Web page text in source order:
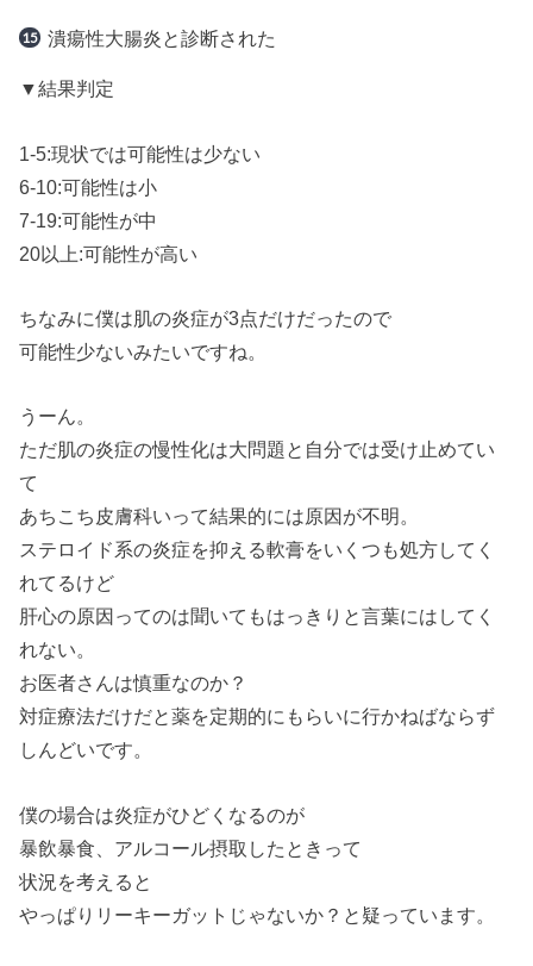
潰瘍性大腸炎と診断された
▼結果判定
1-5:現状では可能性は少ない
6-10:可能性は小
7-19:可能性が中
20以上:可能性が高い
ちなみに僕は肌の炎症が3点だけだったので
可能性少ないみたいですね。
うーん。
ただ肌の炎症の慢性化は大問題と自分では受け止めてい
て
あちこち皮膚科いって結果的には原因が不明。
ステロイド系の炎症を抑える軟膏をいくつも処方してく
れてるけど
肝心の原因ってのは聞いてもはっきりと言葉にはしてく
れない。
お医者さんは慎重なのか？
対症療法だけだと薬を定期的にもらいに行かねばならず
しんどいです。
僕の場合は炎症がひどくなるのが
暴飲暴食、アルコール摂取したときって
状況を考えると
やっぱりリーキーガットじゃないか？と疑っています。